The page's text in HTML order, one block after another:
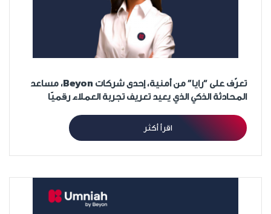
تعرّف على “رايا” من أمنية، إحدى شركات Beyon، مساعد
المحادثة الذكي الذي يعيد تعريف تجربة العملاء رقميًا
اقرأ أكثر